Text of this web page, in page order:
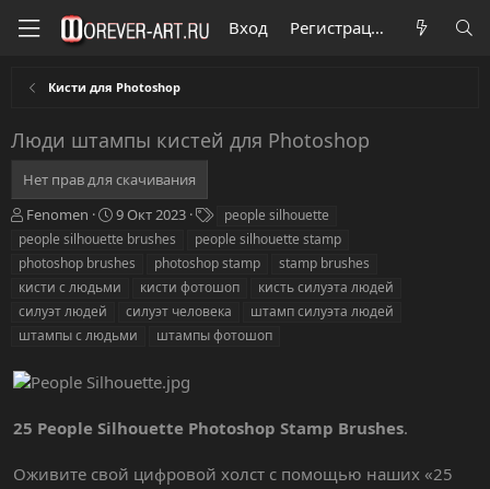
Вход Регистрация
Кисти для Photoshop
Люди штампы кистей для Photoshop
Нет прав для скачивания
А
в
т
о
р
Fenomen
Д
а
т
а
с
з
н
я
9 Окт 2023
е
г
и
people silhouette
people silhouette brushes
people silhouette stamp
photoshop brushes
photoshop stamp
stamp brushes
кисти с людьми
кисти фотошоп
кисть силуэта людей
силуэт людей
силуэт человека
штамп силуэта людей
штампы с людьми
штампы фотошоп
25 People Silhouette Photoshop Stamp Brushes.
Оживите свой цифровой холст с помощью наших «25